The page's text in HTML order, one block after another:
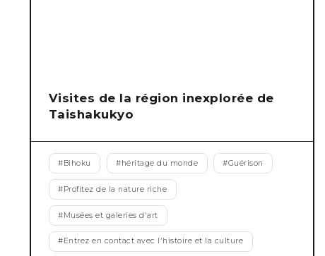
Visites de la région inexplorée de
Taishakukyo
#Bihoku #héritage du monde #Guérison
#Profitez de la nature riche
#Musées et galeries d'art
#Entrez en contact avec l'histoire et la culture